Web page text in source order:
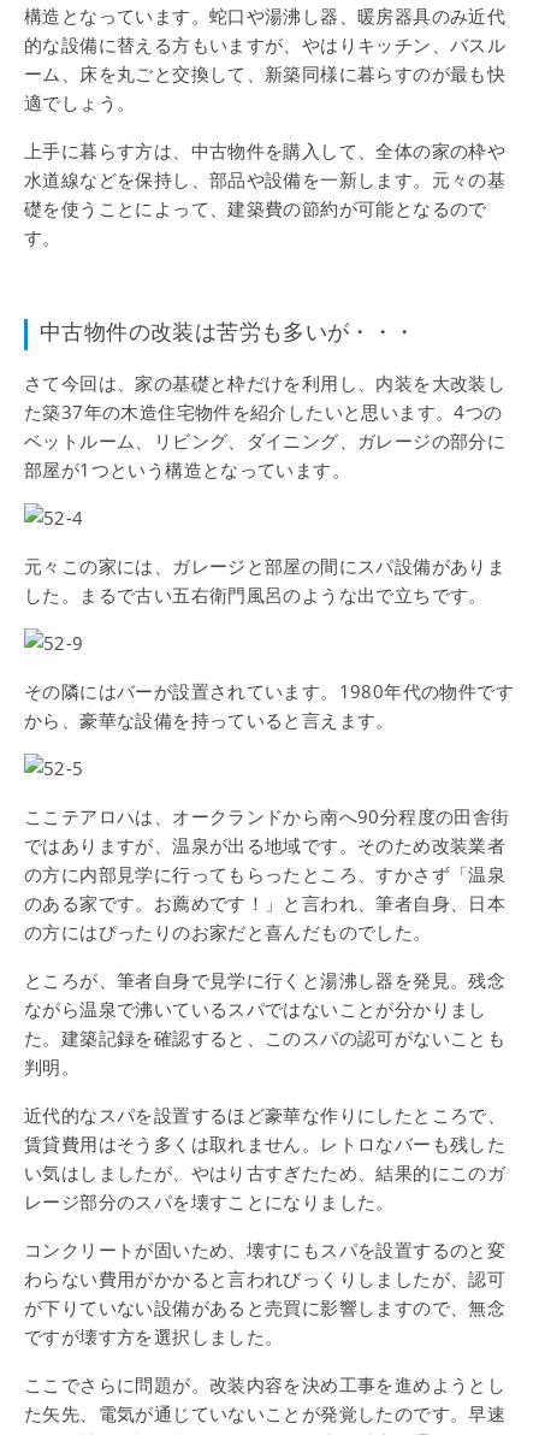
構造となっています。蛇口や湯沸し器、暖房器具のみ近代
的な設備に替える方もいますが、やはりキッチン、バスル
ーム、床を丸ごと交換して、新築同様に暮らすのが最も快
適でしょう。
上手に暮らす方は、中古物件を購入して、全体の家の枠や
水道線などを保持し、部品や設備を一新します。元々の基
礎を使うことによって、建築費の節約が可能となるので
す。
中古物件の改装は苦労も多いが・・・
さて今回は、家の基礎と枠だけを利用し、内装を大改装し
た築37年の木造住宅物件を紹介したいと思います。4つの
ベットルーム、リビング、ダイニング、ガレージの部分に
部屋が1つという構造となっています。
元々この家には、ガレージと部屋の間にスパ設備がありま
した。まるで古い五右衛門風呂のような出で立ちです。
その隣にはバーが設置されています。1980年代の物件です
から、豪華な設備を持っていると言えます。
ここテアロハは、オークランドから南へ90分程度の田舎街
ではありますが、温泉が出る地域です。そのため改装業者
の方に内部見学に行ってもらったところ、すかさず「温泉
のある家です。お薦めです！」と言われ、筆者自身、日本
の方にはぴったりのお家だと喜んだものでした。
ところが、筆者自身で見学に行くと湯沸し器を発見。残念
ながら温泉で沸いているスパではないことが分かりまし
た。建築記録を確認すると、このスパの認可がないことも
判明。
近代的なスパを設置するほど豪華な作りにしたところで、
賃貸費用はそう多くは取れません。レトロなバーも残した
い気はしましたが、やはり古すぎたため、結果的にこのガ
レージ部分のスパを壊すことになりました。
コンクリートが固いため、壊すにもスパを設置するのと変
わらない費用がかかると言われびっくりしましたが、認可
が下りていない設備があると売買に影響しますので、無念
ですが壊す方を選択しました。
ここでさらに問題が。改装内容を決め工事を進めようとし
た矢先、電気が通じていないことが発覚したのです。早速